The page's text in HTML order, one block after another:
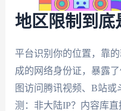
地区限制到底
平台识别你的位置，靠
成的网络身份证，暴露
图访问腾讯视频、B站
测：非大陆IP？内容库